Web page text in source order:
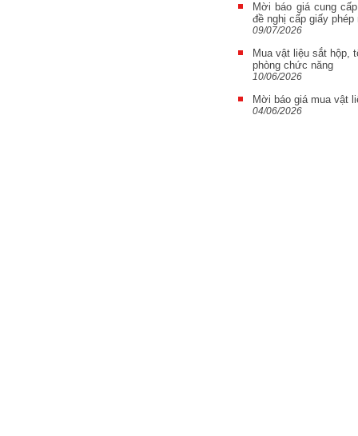
Mời báo giá cung
đề nghị cấp giấy
09/07/2026
Mua vật liệu sắt hộp,
phòng chức năng
10/06/2026
Mời báo giá mua vật
04/06/2026